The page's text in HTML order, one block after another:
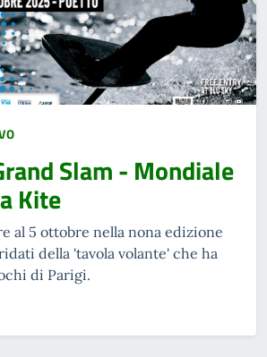
Slam - Mondiale
Kite
al 5 ottobre nella nona edizione
della 'tavola volante' che ha
di Parigi.